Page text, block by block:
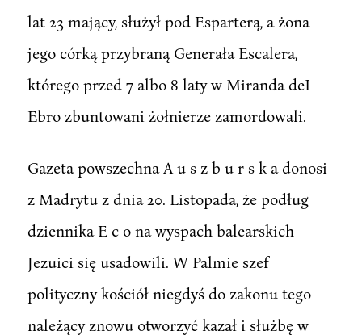
lat 23 mający, służył pod Esparterą, a żona
jego córką przybraną Generała Escalera,
którego przed 7 albo 8 laty w Miranda deI
Ebro zbuntowani żołnierze zamordowali.
Gazeta powszechna A u s z b u r s k a donosi
z Madrytu z dnia 20. Listopada, że podług
dziennika E c o na wyspach balearskich
Jezuici się usadowili. W Palmie szef
polityczny kościół niegdyś do zakonu tego
należący znowu otworzyć kazał i służbę w